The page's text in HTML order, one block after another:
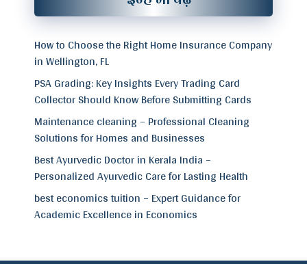
How to Choose the Right Home Insurance Company
in Wellington, FL
PSA Grading: Key Insights Every Trading Card
Collector Should Know Before Submitting Cards
Maintenance cleaning – Professional Cleaning
Solutions for Homes and Businesses
Best Ayurvedic Doctor in Kerala India –
Personalized Ayurvedic Care for Lasting Health
best economics tuition – Expert Guidance for
Academic Excellence in Economics